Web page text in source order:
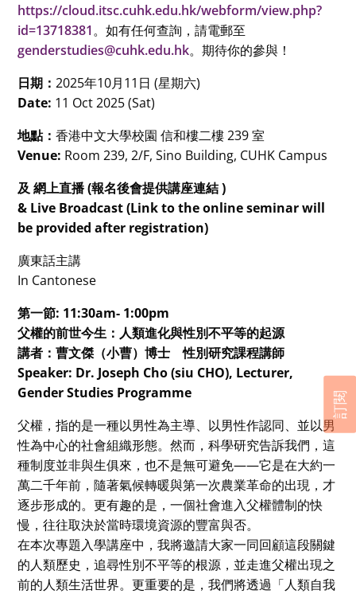
https://cloud.itsc.cuhk.edu.hk/webform/view.php?
id=13718381。如有任何查詢，請電郵至
genderstudies@cuhk.edu.hk。期待你的參與！
日期：2025年10月11日 (星期六)
Date: 11 Oct 2025 (Sat)
地點：香港中文大學校園 信和樓二樓 239 室
Venue: Room 239, 2/F, Sino Building, CUHK Campus
及 網上直播 (報名後會提供講座連結 )
& Live Broadcast (Link to the online seminar will
be provided after registration)
廣東話主講
In Cantonese
第一節: 11:30am- 1:00pm
父權的前世今生：人類進化與性別不平等的起源
講者：曹文傑（小曹）博士 性別研究課程講師
Speaker: Dr. Joseph Cho (siu CHO), Lecturer,
Gender Studies Programme
父權，指的是一種以男性為主導、以男性作認同、並以男
性為中心的社會組織形態。然而，科學研究告訴我們，這
種制度並非與生俱來，也不是無可避免——它是在大約一
萬二千年前，隨著氣候轉暖與第一次農業革命的出現，才
逐步形成的。更有趣的是，一個社會進入父權體制的快
慢，往往取決於當時環境資源的豐富與否。
在本次專題入學講座中，我將邀請大家一同回顧這段關鍵
的人類歷史，追尋性別不平等的根源，並走進父權出現之
前的人類生活世界。更重要的是，我們將透過「人類自我
訂閱